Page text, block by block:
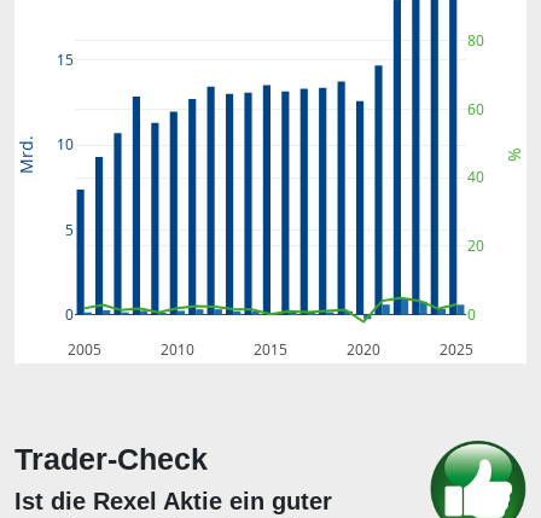
2005 2010 2015 2020 2025
0
5
10
15
0
20
40
60
80
Mrd. %
Trader-Check
Ist die Rexel Aktie ein guter